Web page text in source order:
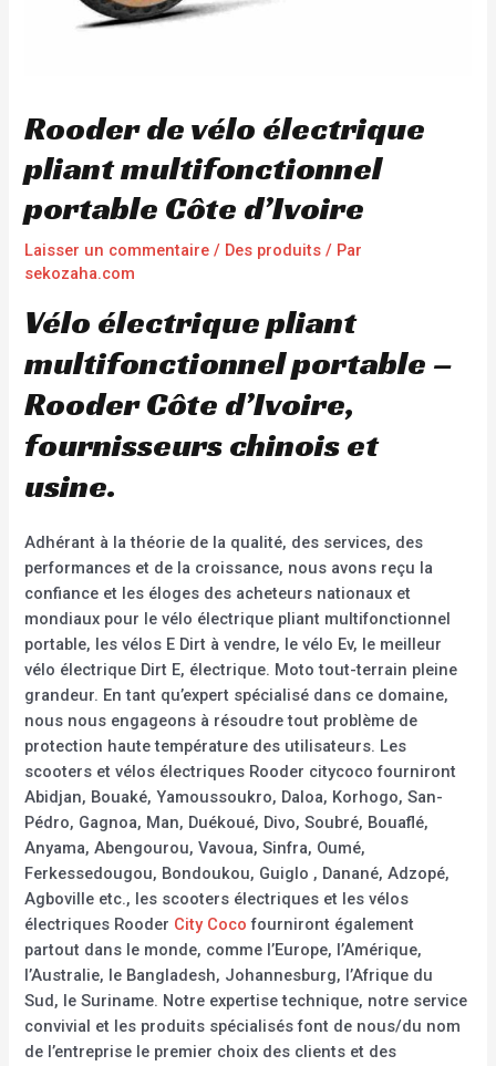
Rooder de vélo électrique
pliant multifonctionnel
portable Côte d’Ivoire
Laisser un commentaire / Des produits / Par
sekozaha.com
Vélo électrique pliant
multifonctionnel portable –
Rooder Côte d’Ivoire,
fournisseurs chinois et
usine.
Adhérant à la théorie de la qualité, des services, des
performances et de la croissance, nous avons reçu la
confiance et les éloges des acheteurs nationaux et
mondiaux pour le vélo électrique pliant multifonctionnel
portable, les vélos E Dirt à vendre, le vélo Ev, le meilleur
vélo électrique Dirt E, électrique. Moto tout-terrain pleine
grandeur. En tant qu’expert spécialisé dans ce domaine,
nous nous engageons à résoudre tout problème de
protection haute température des utilisateurs. Les
scooters et vélos électriques Rooder citycoco fourniront
Abidjan, Bouaké, Yamoussoukro, Daloa, Korhogo, San-
Pédro, Gagnoa, Man, Duékoué, Divo, Soubré, Bouaflé,
Anyama, Abengourou, Vavoua, Sinfra, Oumé,
Ferkessedougou, Bondoukou, Guiglo , Danané, Adzopé,
Agboville etc., les scooters électriques et les vélos
électriques Rooder City Coco fourniront également
partout dans le monde, comme l’Europe, l’Amérique,
l’Australie, le Bangladesh, Johannesburg, l’Afrique du
Sud, le Suriname. Notre expertise technique, notre service
convivial et les produits spécialisés font de nous/du nom
de l’entreprise le premier choix des clients et des